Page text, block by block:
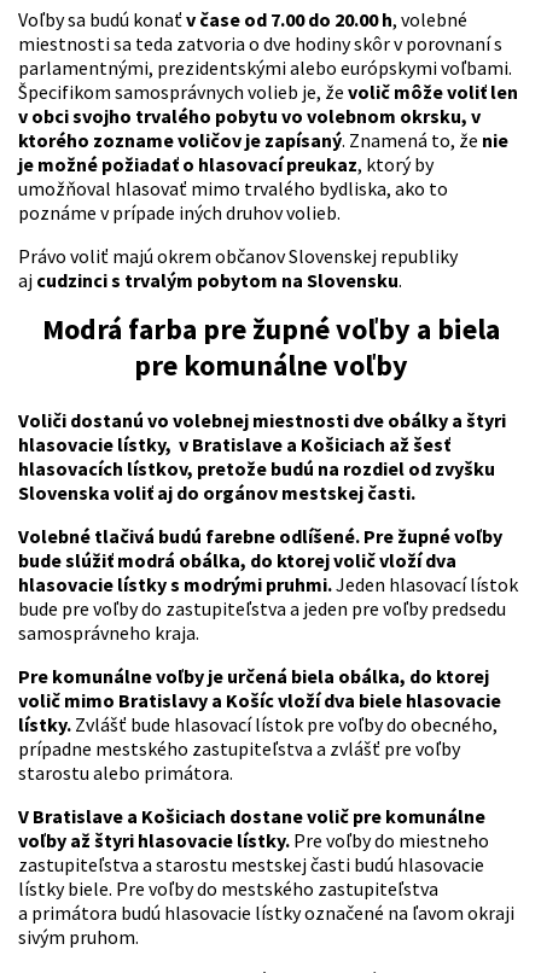
Voľby sa budú konaťv čase od 7.00 do 20.00 h, volebné
miestnosti sa teda zatvoria o dve hodiny skôr v porovnaní s
parlamentnými, prezidentskými alebo európskymi voľbami.
Špecifikom samosprávnych volieb je, že volič môže voliť len
v obci svojho trvalého pobytu vo volebnom okrsku, v
ktorého zozname voličov je zapísaný. Znamená to, že nie
je možné požiadať o hlasovací preukaz, ktorý by
umožňoval hlasovať mimo trvalého bydliska, ako to
poznáme v prípade iných druhov volieb.
Právo voliť majú okrem občanov Slovenskej republiky
aj cudzinci s trvalým pobytom na Slovensku.
Modrá farba pre župné voľby a biela
pre komunálne voľby
Voliči dostanú vo volebnej miestnosti dve obálky a štyri
hlasovacie lístky, v Bratislave a Košiciach až šesť
hlasovacích lístkov, pretože budú na rozdiel od zvyšku
Slovenska voliť aj do orgánov mestskej časti.
Volebné tlačivá budú farebne odlíšené. Pre župné voľby
bude slúžiť modrá obálka, do ktorej volič vloží dva
hlasovacie lístky s modrými pruhmi.Jeden hlasovací lístok
bude pre voľby do zastupiteľstva a jeden pre voľby predsedu
samosprávneho kraja.
Pre komunálne voľby je určená biela obálka, do ktorej
volič mimo Bratislavy a Košíc vloží dva biele hlasovacie
lístky. Zvlášť bude hlasovací lístok pre voľby do obecného,
prípadne mestského zastupiteľstva a zvlášť pre voľby
starostu alebo primátora.
V Bratislave a Košiciach dostane volič pre komunálne
voľby až štyri hlasovacie lístky. Pre voľby do miestneho
zastupiteľstva a starostu mestskej časti budú hlasovacie
lístky biele. Pre voľby do mestského zastupiteľstva
a primátora budú hlasovacie lístky označené na ľavom okraji
sivým pruhom.